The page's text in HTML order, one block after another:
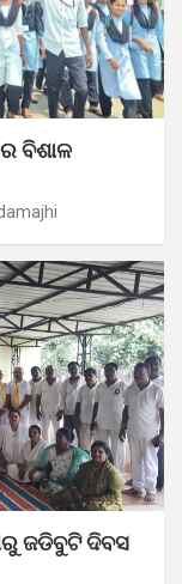
ବିଶାଳ
ଜଡିବୁଟି ଦିବସ